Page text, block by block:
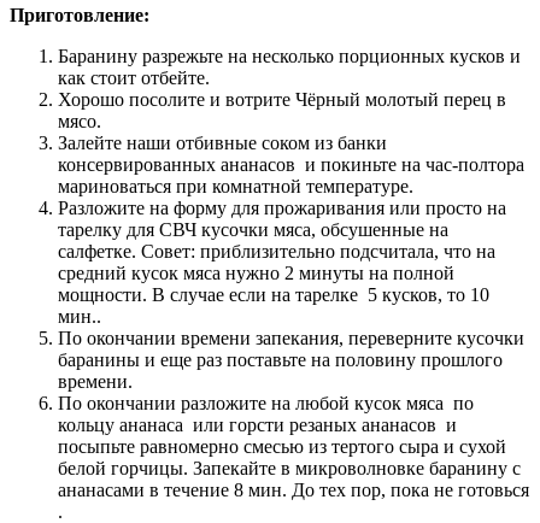
Приготовление:
Баранину разрежьте на несколько порционных кусков и
как стоит отбейте.
Хорошо посолите и вотрите Чёрный молотый перец в
мясо.
Залейте наши отбивные соком из банки
консервированных ананасов и покиньте на час-полтора
мариноваться при комнатной температуре.
Разложите на форму для прожаривания или просто на
тарелку для СВЧ кусочки мяса, обсушенные на
салфетке. Совет: приблизительно подсчитала, что на
средний кусок мяса нужно 2 минуты на полной
мощности. В случае если на тарелке 5 кусков, то 10
мин..
По окончании времени запекания, переверните кусочки
баранины и еще раз поставьте на половину прошлого
времени.
По окончании разложите на любой кусок мяса по
кольцу ананаса или горсти резаных ананасов и
посыпьте равномерно смесью из тертого сыра и сухой
белой горчицы. Запекайте в микроволновке баранину с
ананасами в течение 8 мин. До тех пор, пока не готовься
.